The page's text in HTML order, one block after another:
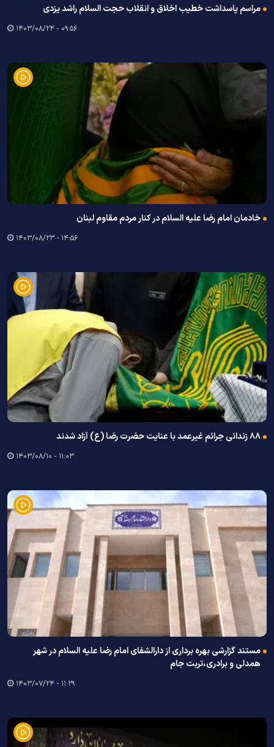
مراسم پاسداشت خطیب اخلاق و انقلاب حجت السلام راشد یزدی
۰۹:۵۶ - ۱۴۰۳/۰۸/۲۴
خادمان امام رضا علیه السلام در کنار مردم مقا‌وم لبنان
۱۴:۵۶ - ۱۴۰۳/۰۸/۲۳
۸۸ زندانی جرائم غیرعمد با عنایت حضرت رضا (ع) آزاد شدند
۱۱:۰۳ - ۱۴۰۳/۰۸/۱۰
مستند گزارشی بهره برداری از دارالشفای امام رضا علیه السلام در شهر
همدلی و برادری،تربت جام
۱۱:۲۹ - ۱۴۰۳/۰۷/۲۴